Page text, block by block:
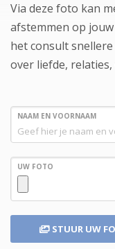
Via deze foto kan
afstemmen op
het consult
over liefde,
NAAM EN VOORNAAM
UW FOTO
STUUR UW